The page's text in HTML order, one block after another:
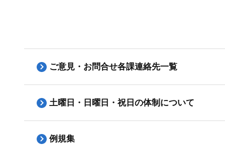
ご意見・お問合せ各課連絡先一覧
土曜日・日曜日・祝日の体制について
例規集